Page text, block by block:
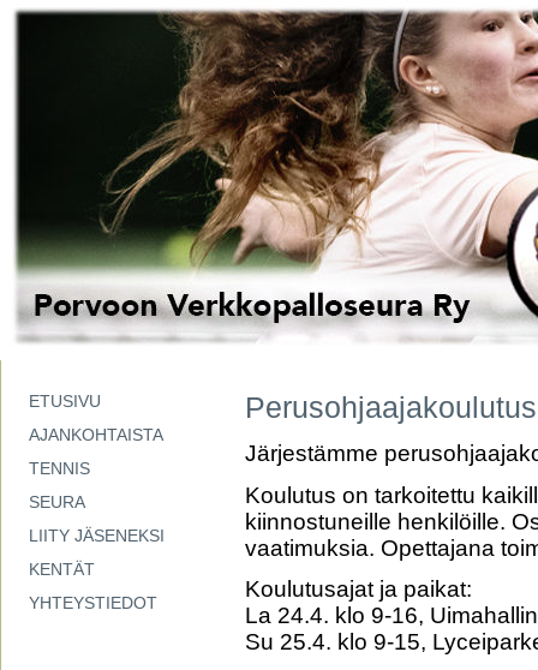
ETUSIVU
AJANKOHTAISTA
TENNIS
SEURA
LIITY JÄSENEKSI
KENTÄT
YHTEYSTIEDOT
Perusohjaajakoulutus
Järjestämme
Koulutus on tarkoitettu
kiinnostuneille henkilöille.
vaatimuksia. Opettajana
Koulutusajat ja paikat:
La 24.4. klo 9-16,
Su 25.4. klo 9-15,